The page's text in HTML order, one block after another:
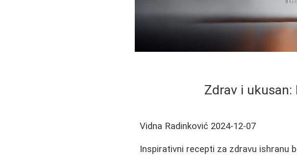
Zdrav i ukusan:
Vidna Radinković 2024-12-07
Inspirativni recepti za zdravu ishranu